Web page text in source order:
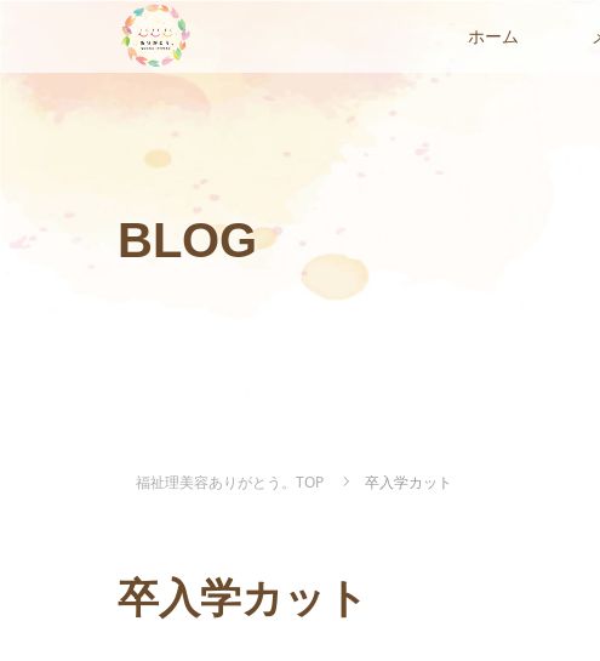
ホーム
BLOG
福祉理美容ありがとう。TOP 卒入学カット
卒入学カット